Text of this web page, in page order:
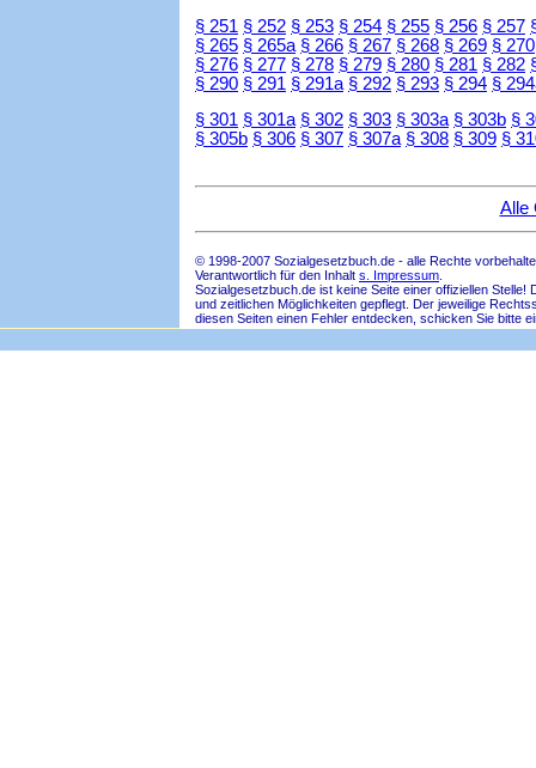
§ 251 § 252 § 253 § 254 § 255 § 256 § 257
§ 265 § 265a § 266 § 267 § 268 § 269 § 270
§ 276 § 277 § 278 § 279 § 280 § 281 § 282
§ 290 § 291 § 291a § 292 § 293 § 294 §
§ 301 § 301a § 302 § 303 § 303a § 303b §
§ 305b § 306 § 307 § 307a § 308 § 309 §
Alle
© 1998-2007 Sozialgesetzbuch.de - alle Rechte
Verantwortlich für den Inhalt s. Impressum
Sozialgesetzbuch.de ist keine Seite einer offiziellen
und zeitlichen Möglichkeiten gepflegt. Der jeweilige
diesen Seiten einen Fehler entdecken, schicken Sie bitte